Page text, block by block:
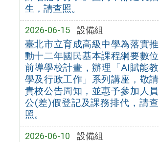
生，請查照。
2026-06-15 設備組
臺北市立育成高級中學為落實推
動十二年國民基本課程綱要數位
前導學校計畫，辦理「AI賦能教
學及行政工作」系列講座，敬請
貴校公告周知，並惠予參加人員
公(差)假登記及課務排代，請查
照。
2026-06-10 設備組